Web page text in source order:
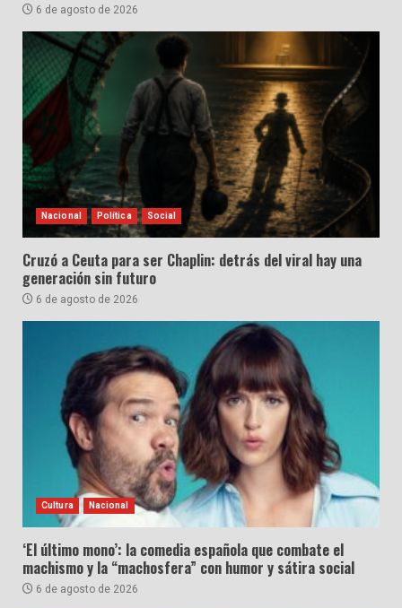
6 de agosto de 2026
Nacional Política Social
Cruzó a Ceuta para ser Chaplin: detrás del viral hay una
generación sin futuro
6 de agosto de 2026
Cultura Nacional
‘El último mono’: la comedia española que combate el
machismo y la “machosfera” con humor y sátira social
6 de agosto de 2026